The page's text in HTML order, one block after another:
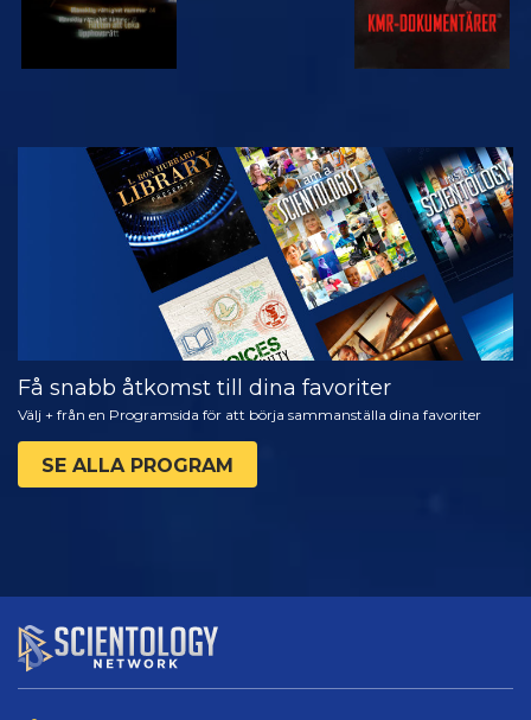
TITTA
UTFORSKA
SERIEN
Få snabb åtkomst till dina favoriter
Välj + från en Programsida för att börja sammanställa dina favoriter
SE ALLA PROGRAM